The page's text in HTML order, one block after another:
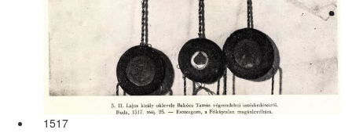
1517